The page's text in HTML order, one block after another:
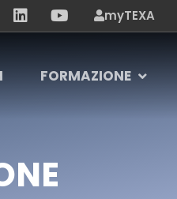
myTEXA
FORMAZIONE